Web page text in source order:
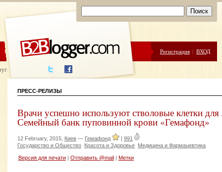
ЦЕНЫ ПОМОЩЬ Регистрация | ВХОД
написания
ПРЕСС-РЕЛИЗЫ
Врачи успешно используют стволовые клетки
Семейный банк пуповинной крови «Гемафонд»
12 February, 2015, Киев — Гемафонд | 991
Государство и Общество Красота и Здоровье Медицина и Фармацевтика
Версия для печати Отправить @mail Метки